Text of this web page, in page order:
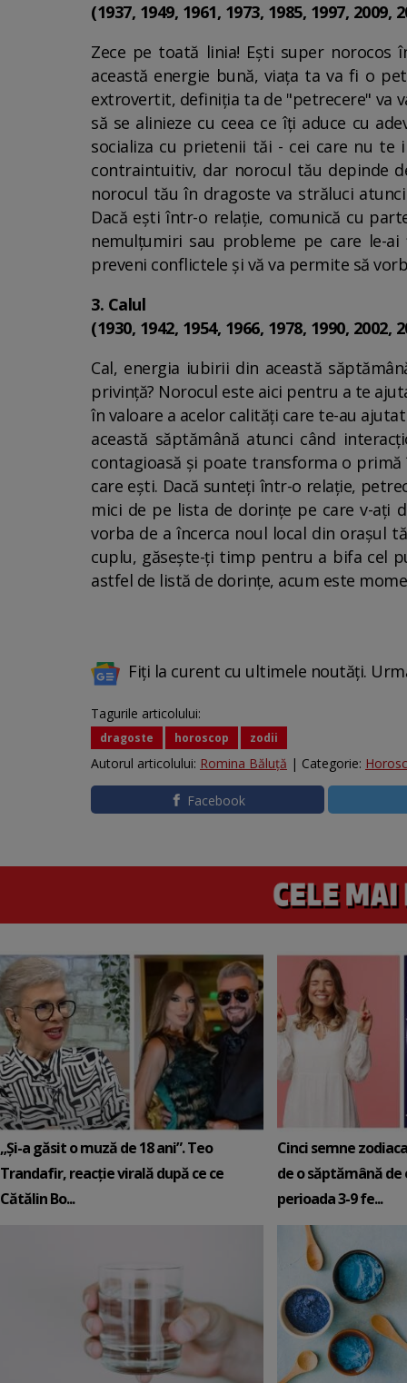
(1937, 1949, 1961, 1973, 1985, 1997, 2009,
Zece pe toată linia! Ești super norocos
această energie bună, viața ta va fi o
extrovertit, definiția ta de "petrecere" va
să se alinieze cu ceea ce îți aduce cu
socializa cu prietenii tăi - cei care nu te
contraintuitiv, dar norocul tău depinde
norocul tău în dragoste va străluci
Dacă ești într-o relație, comunică cu
nemulțumiri sau probleme pe care le-
preveni conflictele și vă va permite să
3. Calul
(1930, 1942, 1954, 1966, 1978, 1990, 2002,
Cal, energia iubirii din această
privință? Norocul este aici pentru a te
în valoare a acelor calități care te-au
această săptămână atunci când
contagioasă și poate transforma o
care ești. Dacă sunteți într-o relație,
mici de pe lista de dorințe pe care v-ați
vorba de a încerca noul local din orașul
cuplu, găsește-ți timp pentru a bifa cel
astfel de listă de dorințe, acum este
Fiți la curent cu ultimele noutăți.
Tagurile articolului:
dragoste horoscop zodii
Autorul articolului: Romina Băluță | Categorie:
Facebook
„Și-a găsit o muză de 18 ani”. Teo
Trandafir, reacție virală după ce ce
Cătălin Bo...
Cinci semne
de o săptămână de
perioada 3-9 fe...